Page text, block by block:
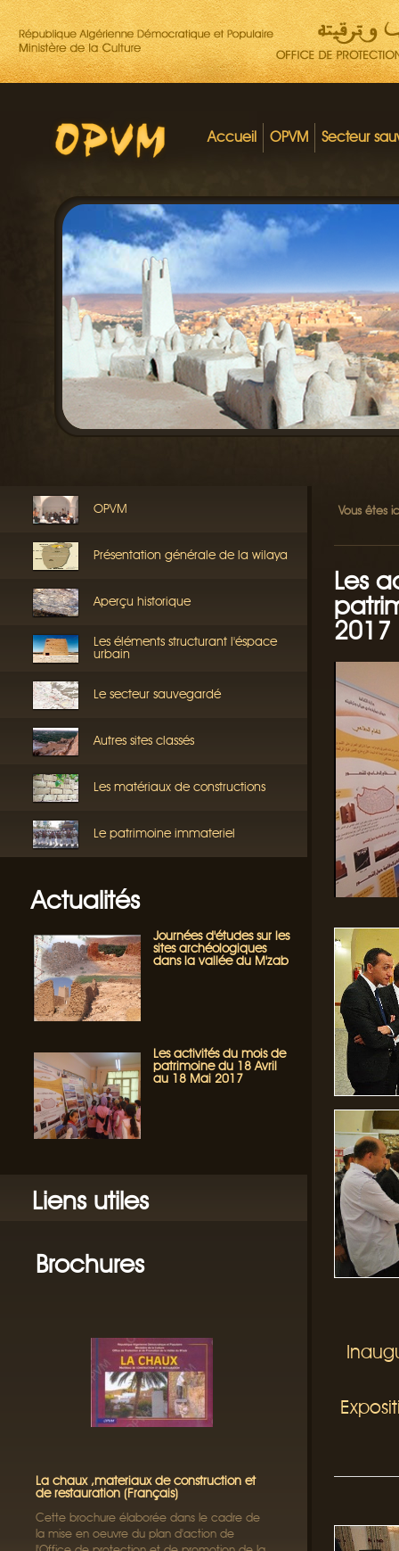
Accueil OPVM Secteur
OPVM
Présentation générale de la wilaya
Aperçu historique
Les éléments structurant l'éspace
urbain
Le secteur sauvegardé
Autres sites classés
Les matériaux de constructions
Le patrimoine immateriel
Actualités
Journées d'études sur les
sites archéologiques
dans la vallée du M'zab
Les activités du mois de
patrimoine du 18 Avril
au 18 Mai 2017
Liens utiles
Brochures
La chaux ,materiaux de construction et
de restauration (Français)
Cette brochure élaborée dans le cadre de
la mise en oeuvre du plan d'action de
Vous êtes
Les
2017